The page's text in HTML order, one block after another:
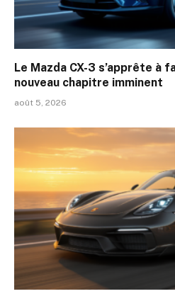
Le Mazda CX-3 s’apprête à
nouveau chapitre imminent
août 5, 2026